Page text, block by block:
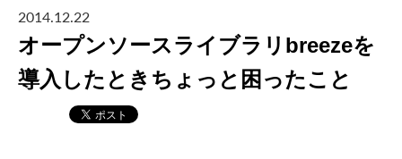
2014.12.22
オープンソースライブラリbreezeを
導入したときちょっと困ったこと